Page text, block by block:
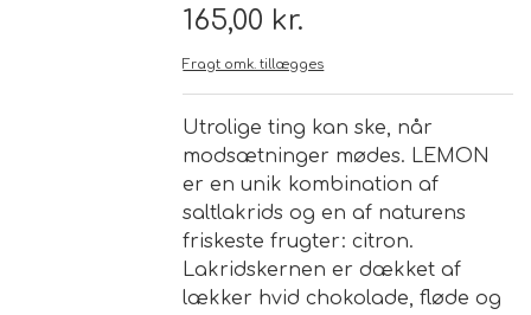
Te
Løsvægt teer
Sort Te
Grøn Te
Grøn Hvid Te
Chaplon Te
Kusmi Te
Matcha te og tilbehør
Nyheder
Åbningstider
165,00 kr.
Fragt omk. tillægges
Utrolige ting kan ske, når
modsætninger mødes. LEMON
er en unik kombination af
saltlakrids og en af naturens
friskeste frugter: citron.
Lakridskernen er dækket af
lækker hvid chokolade, fløde og